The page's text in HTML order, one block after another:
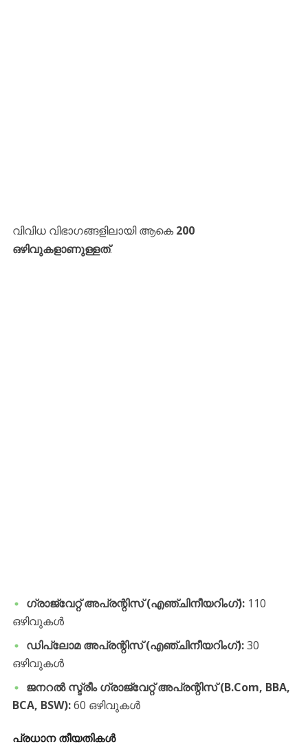
​വിവിധ വിഭാഗങ്ങളിലായി ആകെ200
ഒഴിവുകളാണുള്ളത്.
ഗ്രാജ്വേറ്റ് അപ്രന്റിസ് (എഞ്ചിനീയറിംഗ്):110
ഒഴിവുകൾ
ഡിപ്ലോമ അപ്രന്റിസ് (എഞ്ചിനീയറിംഗ്):30
ഒഴിവുകൾ
ജനറൽ സ്ട്രീം ഗ്രാജ്വേറ്റ് അപ്രന്റിസ് (B.Com, BBA,
BCA, BSW):60 ഒഴിവുകൾ
പ്രധാന തീയതികൾ